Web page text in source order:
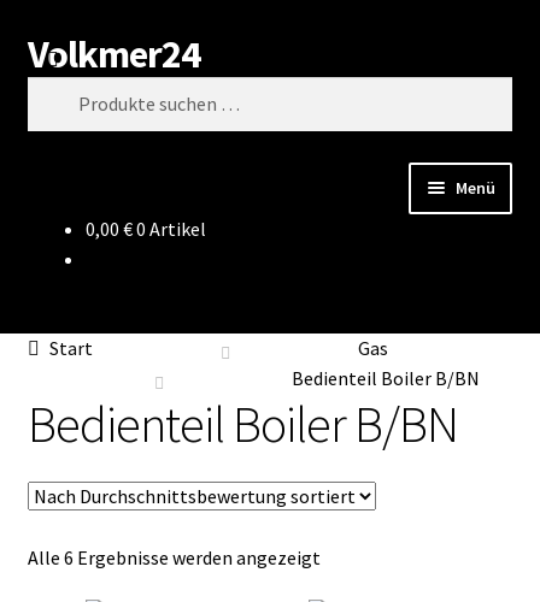
Zur
Navigation
springen
Zum
Inhalt
springen
Volkmer24
Suchen
Menü
Datenschutz
Impressum
Kasse
0,00 €0 Artikel
Start
Gas
Bedienteil Boiler B/BN
Bedienteil Boiler B/BN
Alle 6 Ergebnisse werden angezeigtNach